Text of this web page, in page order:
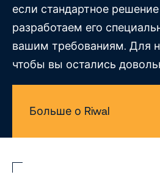
если стандартное
разработаем его
вашим требованиям. Для
чтобы вы остались
Больше о Riwal